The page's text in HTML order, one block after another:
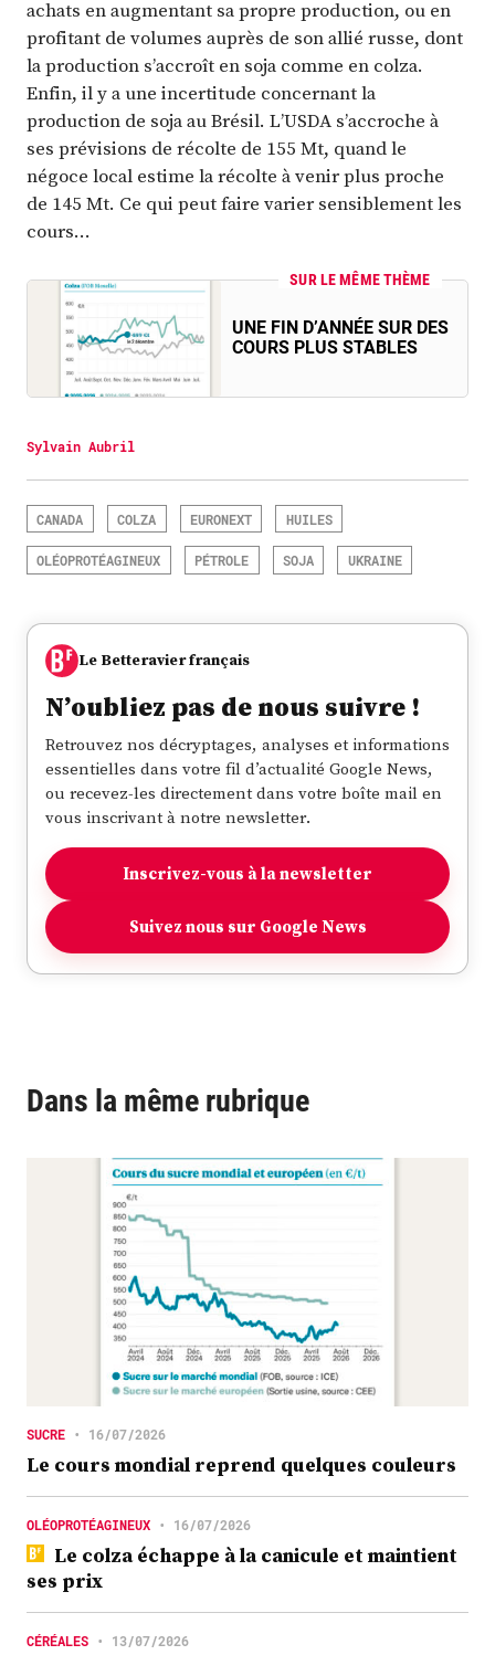
achats en augmentant sa propre production, ou en
profitant de volumes auprès de son allié russe, dont
la production s’accroît en soja comme en colza.
Enfin, il y a une incertitude concernant la
production de soja au Brésil. L’USDA s’accroche à
ses prévisions de récolte de 155 Mt, quand le
négoce local estime la récolte à venir plus proche
de 145 Mt. Ce qui peut faire varier sensiblement les
cours…
SUR LE MÊME THÈME
UNE FIN D’ANNÉE SUR DES
COURS PLUS STABLES
Sylvain Aubril
CANADA COLZA EURONEXT HUILES
OLÉOPROTÉAGINEUX PÉTROLE SOJA UKRAINE
Le Betteravier français
N’oubliez pas de nous suivre !
Retrouvez nos décryptages, analyses et informations
essentielles dans votre fil d’actualité Google News,
ou recevez-les directement dans votre boîte mail en
vous inscrivant à notre newsletter.
Inscrivez-vous à la newsletter
Suivez nous sur Google News
Dans la même rubrique
SUCRE • 16/07/2026
Le cours mondial reprend quelques couleurs
OLÉOPROTÉAGINEUX • 16/07/2026
Le colza échappe à la canicule et maintient
ses prix
CÉRÉALES • 13/07/2026